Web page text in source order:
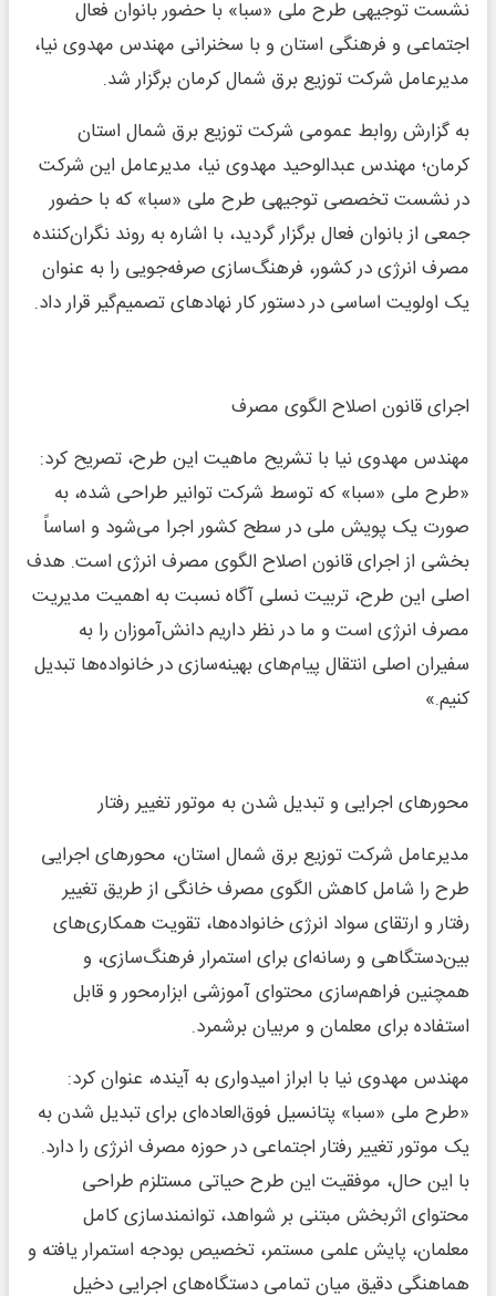
نشست توجیهی طرح ملی «سبا» با حضور بانوان فعال
اجتماعی و فرهنگی استان و با سخنرانی مهندس مهدوی نیا،
مدیرعامل شرکت توزیع برق شمال کرمان برگزار شد.
به گزارش روابط عمومی شرکت توزیع برق شمال استان
کرمان؛ مهندس عبدالوحید مهدوی نیا، مدیرعامل این شرکت
در نشست تخصصی توجیهی طرح ملی «سبا» که با حضور
جمعی از بانوان فعال برگزار گردید، با اشاره به روند نگران‌کننده
مصرف انرژی در کشور، فرهنگ‌سازی صرفه‌جویی را به عنوان
یک اولویت اساسی در دستور کار نهادهای تصمیم‌گیر قرار داد.
اجرای قانون اصلاح الگوی مصرف
مهندس مهدوی نیا با تشریح ماهیت این طرح، تصریح کرد:
«طرح ملی «سبا» که توسط شرکت توانیر طراحی شده، به
صورت یک پویش ملی در سطح کشور اجرا می‌شود و اساساً
بخشی از اجرای قانون اصلاح الگوی مصرف انرژی است. هدف
اصلی این طرح، تربیت نسلی آگاه نسبت به اهمیت مدیریت
مصرف انرژی است و ما در نظر داریم دانش‌آموزان را به
سفیران اصلی انتقال پیام‌های بهینه‌سازی در خانواده‌ها تبدیل
کنیم.»
محورهای اجرایی و تبدیل شدن به موتور تغییر رفتار
مدیرعامل شرکت توزیع برق شمال استان، محورهای اجرایی
طرح را شامل کاهش الگوی مصرف خانگی از طریق تغییر
رفتار و ارتقای سواد انرژی خانواده‌ها، تقویت همکاری‌های
بین‌دستگاهی و رسانه‌ای برای استمرار فرهنگ‌سازی، و
همچنین فراهم‌سازی محتوای آموزشی ابزارمحور و قابل
استفاده برای معلمان و مربیان برشمرد.
مهندس مهدوی نیا با ابراز امیدواری به آینده، عنوان کرد:
«طرح ملی «سبا» پتانسیل فوق‌العاده‌ای برای تبدیل شدن به
یک موتور تغییر رفتار اجتماعی در حوزه مصرف انرژی را دارد.
با این حال، موفقیت این طرح حیاتی مستلزم طراحی
محتوای اثربخش مبتنی بر شواهد، توانمندسازی کامل
معلمان، پایش علمی مستمر، تخصیص بودجه استمرار یافته و
هماهنگی دقیق میان تمامی دستگاه‌های اجرایی دخیل